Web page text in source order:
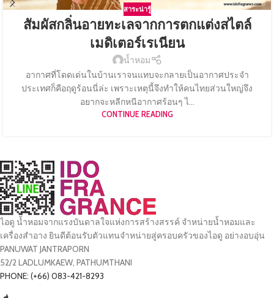
สาระน่ารู้
สัมผัสกลิ่นอายทะเลจากการตกแต่งสไตล์
เมดิเตอร์เรเนียน
น้ำหอม
อากาศที่โดดเด่นในบ้านเราจนแทบจะกลายเป็นอากาศประจำ
ประเทศก็คือฤดูร้อนนี่ล่ะ เพราะเหตุนี้จึงทำให้คนไทยส่วนใหญ่จึง
อยากจะหลีกหนีอากาศร้อนๆ ไ...
CONTINUE READING
ไอดู น้ำหอมจากแรงบันดาลใจแห่งการสร้างสรรค์ จำหน่ายน้ำหอมและ
เครื่องสำอาง ยินดีต้อนรับตัวแทนจำหน่ายสู่ครอบครัวของไอดู อย่างอบอุ่น
PANUWAT JANTRAPORN
52/2 LADLUMKAEW, PATHUMTHANI
PHONE: (+66) 083-421-8293